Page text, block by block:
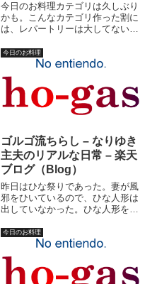
今日のお料理カテゴリは久しぶり
かも。こんなカテゴリ作った割に
は、レパートリーは大してないの
保守的な男である。新しいレパー
トリーを増やすつもりが、ないの
だ。トマト料理は、作れない。炊
き込みご飯は、作れない。煮物
は...
今日のお料理
ゴルゴ流ちらし – なりゆき
主夫のリアルな日常 – 楽天
ブログ（Blog）
昨日はひな祭りであった。妻が風
邪をひいているので、ひな人形は
出していなかった。ひな人形を出
ったことはないが。やる気になれ
ば、素早くセッティング出来るは
ずだ。去年妻が買っておいたひな
人形セットを取り出す。これ
は・...
今日のお料理